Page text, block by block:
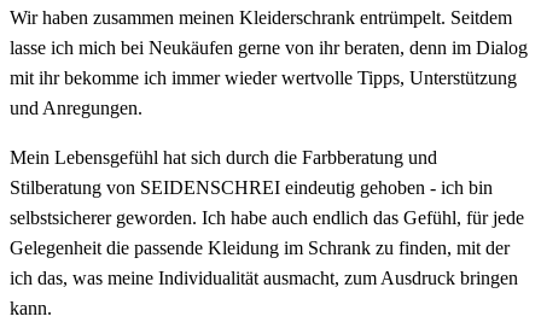
Wir haben zusammen meinen Kleiderschrank entrümpelt. Seitdem
lasse ich mich bei Neukäufen gerne von ihr beraten, denn im Dialog
mit ihr bekomme ich immer wieder wertvolle Tipps, Unterstützung
und Anregungen.
Mein Lebensgefühl hat sich durch die Farbberatung und
Stilberatung von SEIDENSCHREI eindeutig gehoben - ich bin
selbstsicherer geworden. Ich habe auch endlich das Gefühl, für jede
Gelegenheit die passende Kleidung im Schrank zu finden, mit der
ich das, was meine Individualität ausmacht, zum Ausdruck bringen
kann.